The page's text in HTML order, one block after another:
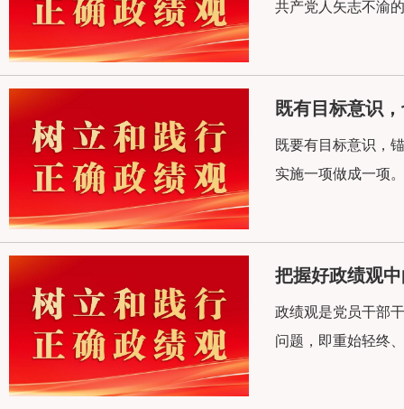
共产党人矢志不渝
既有目标意识
既要有目标意识，
实施一项做成一项
把握好政绩观
政绩观是党员干部
问题，即重始轻终